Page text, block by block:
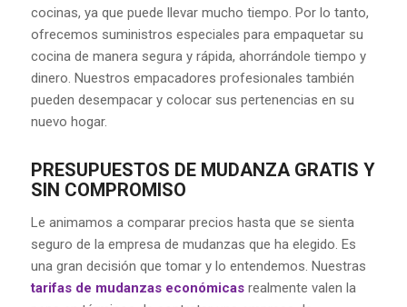
cocinas, ya que puede llevar mucho tiempo. Por lo tanto,
ofrecemos suministros especiales para empaquetar su
cocina de manera segura y rápida, ahorrándole tiempo y
dinero. Nuestros empacadores profesionales también
pueden desempacar y colocar sus pertenencias en su
nuevo hogar.
PRESUPUESTOS DE MUDANZA GRATIS Y
SIN COMPROMISO
Le animamos a comparar precios hasta que se sienta
seguro de la empresa de mudanzas que ha elegido. Es
una gran decisión que tomar y lo entendemos. Nuestras
tarifas de mudanzas económicasrealmente valen la